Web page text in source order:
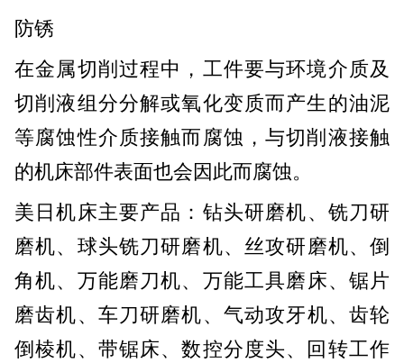
防锈
在金属切削过程中，工件要与环境介质及
切削液组分分解或氧化变质而产生的油泥
等腐蚀性介质接触而腐蚀，与切削液接触
的机床部件表面也会因此而腐蚀。
美日机床主要产品： 钻头研磨机、 铣刀研
磨机、 球头铣刀研磨机、 丝攻研磨机、倒
角机、 万能磨刀机、 万能工具磨床、 锯片
磨齿机、 车刀研磨机、 气动攻牙机、齿轮
倒棱机、带锯床、数控分度头、回转工作